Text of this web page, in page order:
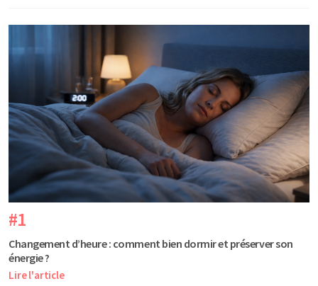
#1
Changement d’heure : comment bien dormir et préserver son
énergie ?
Lire l'article